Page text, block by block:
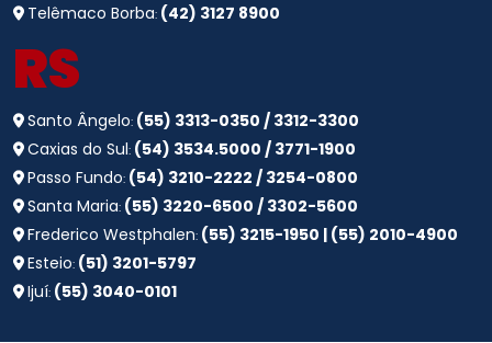
Telêmaco Borba: (42) 3127 8900
RS
Santo Ângelo: (55) 3313-0350 / 3312-3300
Caxias do Sul: (54) 3534.5000 / 3771-1900
Passo Fundo: (54) 3210-2222 / 3254-0800
Santa Maria: (55) 3220-6500 / 3302-5600
Frederico Westphalen: (55) 3215-1950 | (55) 2010-4900
Esteio: (51) 3201-5797
Ijuí: (55) 3040-0101